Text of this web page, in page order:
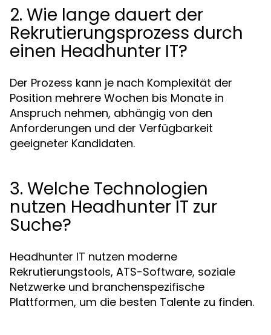
2. Wie lange dauert der
Rekrutierungsprozess durch
einen Headhunter IT?
Der Prozess kann je nach Komplexität der
Position mehrere Wochen bis Monate in
Anspruch nehmen, abhängig von den
Anforderungen und der Verfügbarkeit
geeigneter Kandidaten.
3. Welche Technologien
nutzen Headhunter IT zur
Suche?
Headhunter IT nutzen moderne
Rekrutierungstools, ATS-Software, soziale
Netzwerke und branchenspezifische
Plattformen, um die besten Talente zu finden.